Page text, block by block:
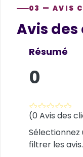
03 — AVIS
Customer reviews
Avis
Résumé
0
(0 Avis des
Sélectionnez
filtrer les avis.